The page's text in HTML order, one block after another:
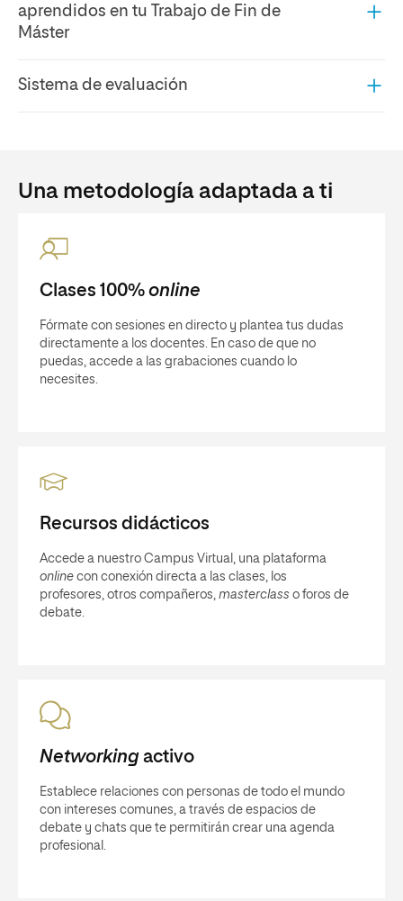
aprendidos en tu Trabajo de Fin de
Máster
Sistema de evaluación
Una metodología adaptada a ti
Clases 100% online
Fórmate con sesiones en directo y plantea tus dudas
directamente a los docentes. En caso de que no
puedas, accede a las grabaciones cuando lo
necesites.
Recursos didácticos
Accede a nuestro Campus Virtual, una plataforma
online con conexión directa a las clases, los
profesores, otros compañeros, masterclass o foros de
debate.
Networkingactivo
Establece relaciones con personas de todo el mundo
con intereses comunes, a través de espacios de
debate y chats que te permitirán crear una agenda
profesional.